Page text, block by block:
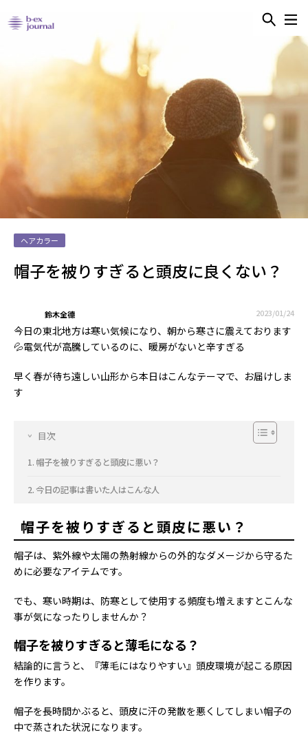
ヘアカラー
帽子を被りすぎると頭皮に良くない？
鈴木全德 2023/01/24
今日の東北地方は寒い気候になり、朝から寒さに震えております
💦電気代が高騰しているのに、暖房がないと辛すぎる
早く春が待ち遠しい山形から本日はこんなテーマで、お届けしま
す
目次
帽子を被りすぎると頭皮に悪い？
今日の記事は書いた人はこんな人
帽子を被りすぎると頭皮に悪い？
帽子は、紫外線や太陽の熱射線からの外的なダメージから守るた
めに必要なアイテムです。
でも、寒い時期は、防寒として使用する頻度も増えますとこんな
事が気になったりしませんか？
帽子を被りすぎると薄毛になる？
結論的に言うと、『薄毛にはなりやすい』頭皮環境が起こる原因
を作ります。
帽子を長時間かぶると、頭皮に汗の発散を悪くしてしまい帽子の
中で蒸された状況になります。